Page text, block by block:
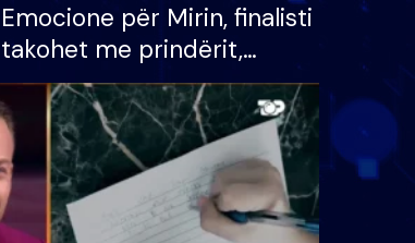
Emocione për Mirin, finalisti
takohet me prindërit,
vajzën dhe bashkëshorten:
S’kemi ndonjë letër divorci
apo jo?